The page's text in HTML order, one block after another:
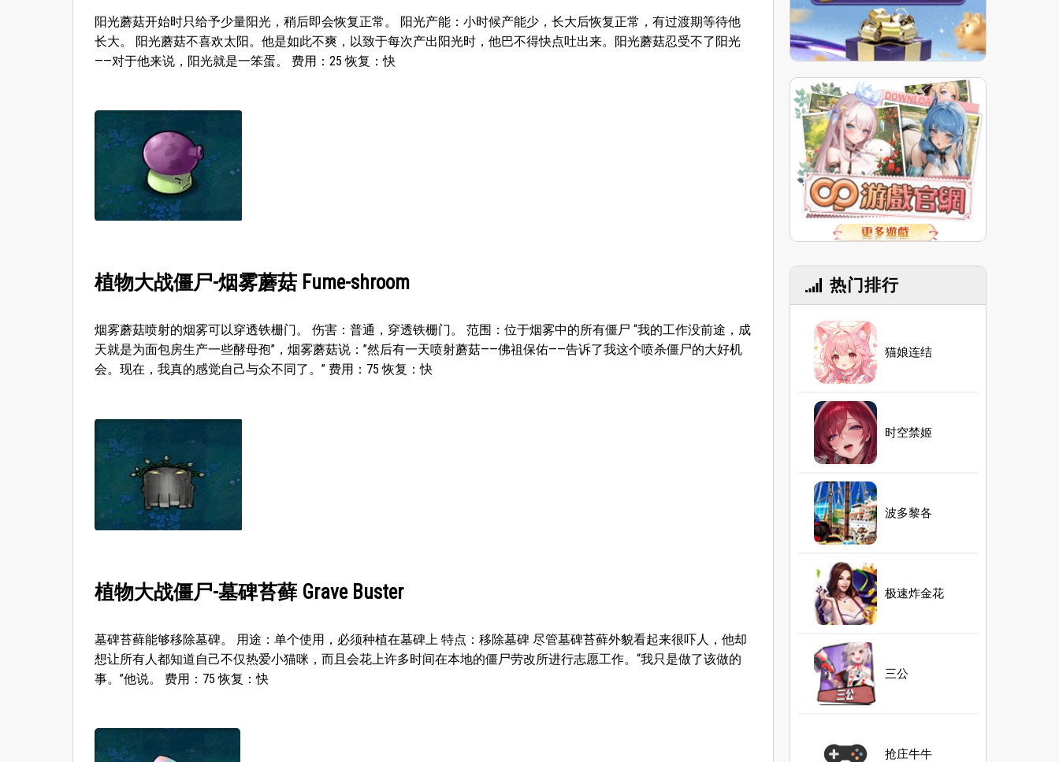
阳光蘑菇开始时只给予少量阳光，稍后即会恢复正常。 阳光产能：小时候产能少，长大后恢复正常，有过渡期等待他
长大。 阳光蘑菇不喜欢太阳。他是如此不爽，以致于每次产出阳光时，他巴不得快点吐出来。阳光蘑菇忍受不了阳光
——对于他来说，阳光就是一笨蛋。 费用：25 恢复：快
植物大战僵尸-烟雾蘑菇 Fume-shroom
烟雾蘑菇喷射的烟雾可以穿透铁栅门。 伤害：普通，穿透铁栅门。 范围：位于烟雾中的所有僵尸 “我的工作没前途，成
天就是为面包房生产一些酵母孢”，烟雾蘑菇说：”然后有一天喷射蘑菇——佛祖保佑——告诉了我这个喷杀僵尸的大好机
会。现在，我真的感觉自己与众不同了。” 费用：75 恢复：快
植物大战僵尸-墓碑苔藓 Grave Buster
墓碑苔藓能够移除墓碑。 用途：单个使用，必须种植在墓碑上 特点：移除墓碑 尽管墓碑苔藓外貌看起来很吓人，他却
想让所有人都知道自己不仅热爱小猫咪，而且会花上许多时间在本地的僵尸劳改所进行志愿工作。“我只是做了该做的
事。”他说。 费用：75 恢复：快
热门排行
猫娘连结
时空禁姬
波多黎各
极速炸金花
三公
抢庄牛牛